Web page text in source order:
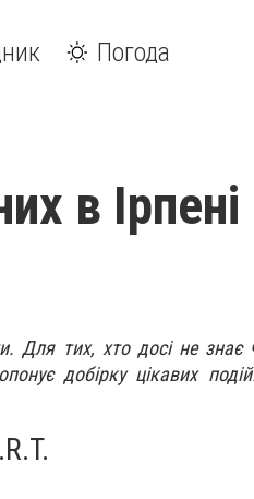
Погода
в
Для тих, хто досі не знає
добірку цікавих